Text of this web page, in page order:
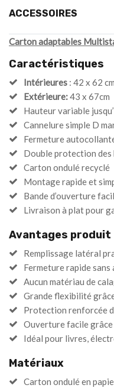
ACCESSOIRES
Carton adaptables
Caractéristiques
Intérieures : 42 x 62 cm
Extérieure:43 x 67cm
Hauteur variable
Cannelure simple D
Fermeture
Double protection des
Carton ondulé recyclé
Montage rapide et
Bande d’ouverture
Livraison à plat pour
Avantages produit
Remplissage latéral
Fermeture rapide
Aucun matériau de
Grande flexibilité
Protection renforcée
Ouverture facile grâce
Idéal pour livres,
Matériaux
Carton ondulé en